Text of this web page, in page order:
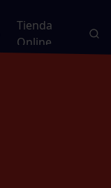
Tienda
Online